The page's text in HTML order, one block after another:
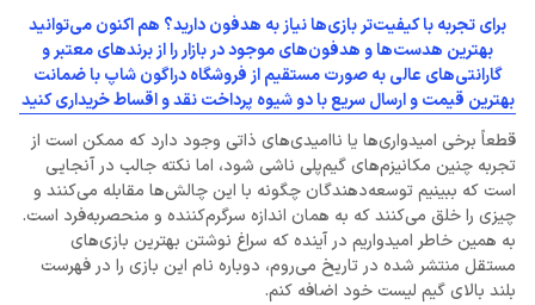
برای تجربه با کیفیت‌تر بازی‌ها نیاز به هدفون دارید؟ هم اکنون می‌توانید
بهترین هدست‌ها و هدفون‌های موجود در بازار را از برند‌های معتبر و
گارانتی‌های عالی به صورت مستقیم از فروشگاه دراگون شاپ با ضمانت
بهترین قیمت و ارسال سریع با دو شیوه پرداخت نقد و اقساط خریداری کنید
قطعاً برخی امیدواری‌ها یا ناامیدی‌های ذاتی وجود دارد که ممکن است از
تجربه چنین مکانیزم‌های گیم‌پلی ناشی شود، اما نکته جالب در آنجایی
است که ببینیم توسعه‌دهندگان چگونه با این چالش‌ها مقابله می‌کنند و
چیزی را خلق می‌کنند که به همان اندازه سرگرم‌کننده و منحصربه‌فرد است.
به همین خاطر امیدواریم در آینده که سراغ نوشتن بهترین بازی‌های
مستقل منتشر شده در تاریخ می‌روم، دوباره نام این بازی را در فهرست
بلند بالای گیم لیست خود اضافه کنم.